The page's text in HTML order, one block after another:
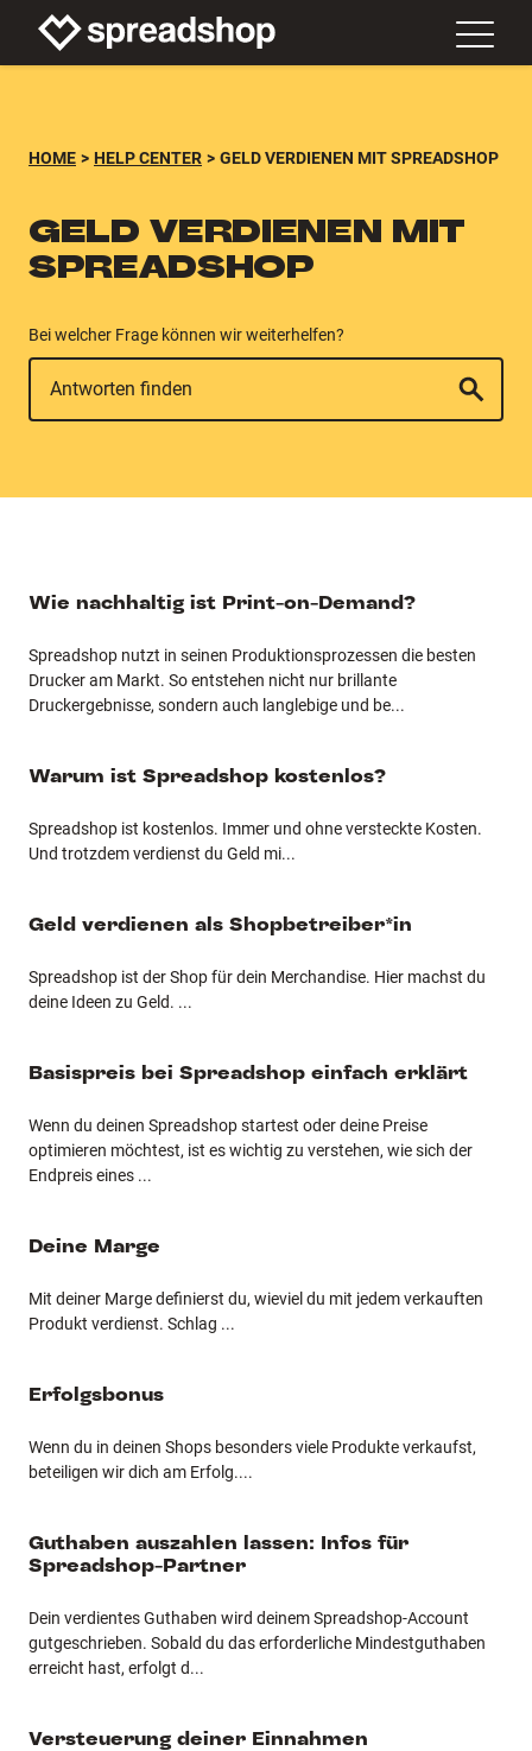
HOME HELP CENTER GELD VERDIENEN MIT SPREADSHOP
GELD VERDIENEN MIT
SPREADSHOP
Bei welcher Frage können wir weiterhelfen?
Wie nachhaltig ist Print-on-Demand?
Spreadshop nutzt in seinen Produktionsprozessen die besten
Drucker am Markt. So entstehen nicht nur brillante
Druckergebnisse, sondern auch langlebige und be...
Warum ist Spreadshop kostenlos?
Spreadshop ist kostenlos. Immer und ohne versteckte Kosten.
Und trotzdem verdienst du Geld mi...
Geld verdienen als Shopbetreiber*in
Spreadshop ist der Shop für dein Merchandise. Hier machst du
deine Ideen zu Geld. ...
Basispreis bei Spreadshop einfach erklärt
Wenn du deinen Spreadshop startest oder deine Preise
optimieren möchtest, ist es wichtig zu verstehen, wie sich der
Endpreis eines ...
Deine Marge
Mit deiner Marge definierst du, wieviel du mit jedem verkauften
Produkt verdienst. Schlag ...
Erfolgsbonus
Wenn du in deinen Shops besonders viele Produkte verkaufst,
beteiligen wir dich am Erfolg....
Guthaben auszahlen lassen: Infos für
Spreadshop-Partner
Dein verdientes Guthaben wird deinem Spreadshop-Account
gutgeschrieben. Sobald du das erforderliche Mindestguthaben
erreicht hast, erfolgt d...
Versteuerung deiner Einnahmen